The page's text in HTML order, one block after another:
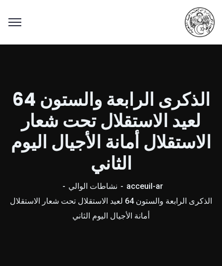
الذكرى الرابعة والستون 64
لعيد الاستقلال تحت شعار
الاستقلال أمانة الأجيال اليوم
الثاني
acceuil-ar
نشاطات الوالي
الذكرى الرابعة والستون 64 لعيد الاستقلال تحت شعار الاستقلال
أمانة الأجيال اليوم الثاني